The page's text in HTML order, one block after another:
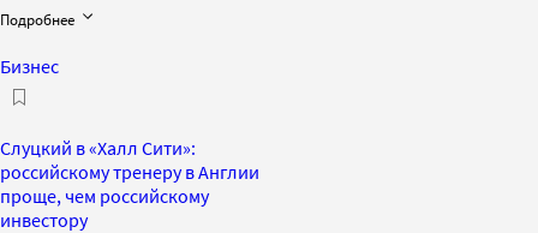
Подробнее
Бизнес
Слуцкий в «Халл Сити»:
российскому тренеру в Англии
проще, чем российскому
инвестору